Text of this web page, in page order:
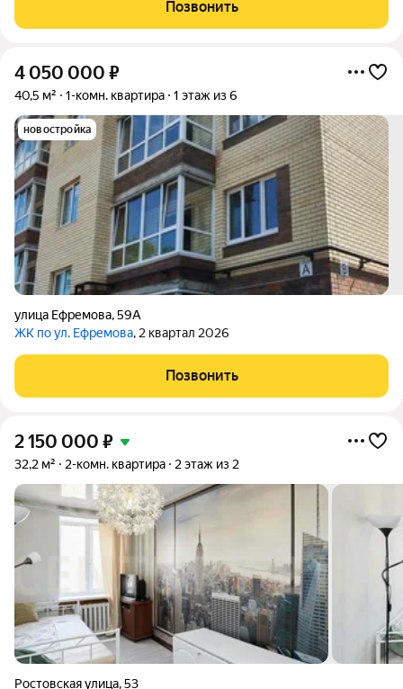
«доделывать». Расположение Квартира находится в
Позвонить
4 050 000 ₽
40,5 м² 1-комн. квартира 1 этаж из 6
новостройка
улица Ефремова,59А
ЖК по ул. Ефремова, 2 квартал 2026
Позвонить
2 150 000 ₽
32,2 м² 2-комн. квартира 2 этаж из 2
Ростовская улица,53